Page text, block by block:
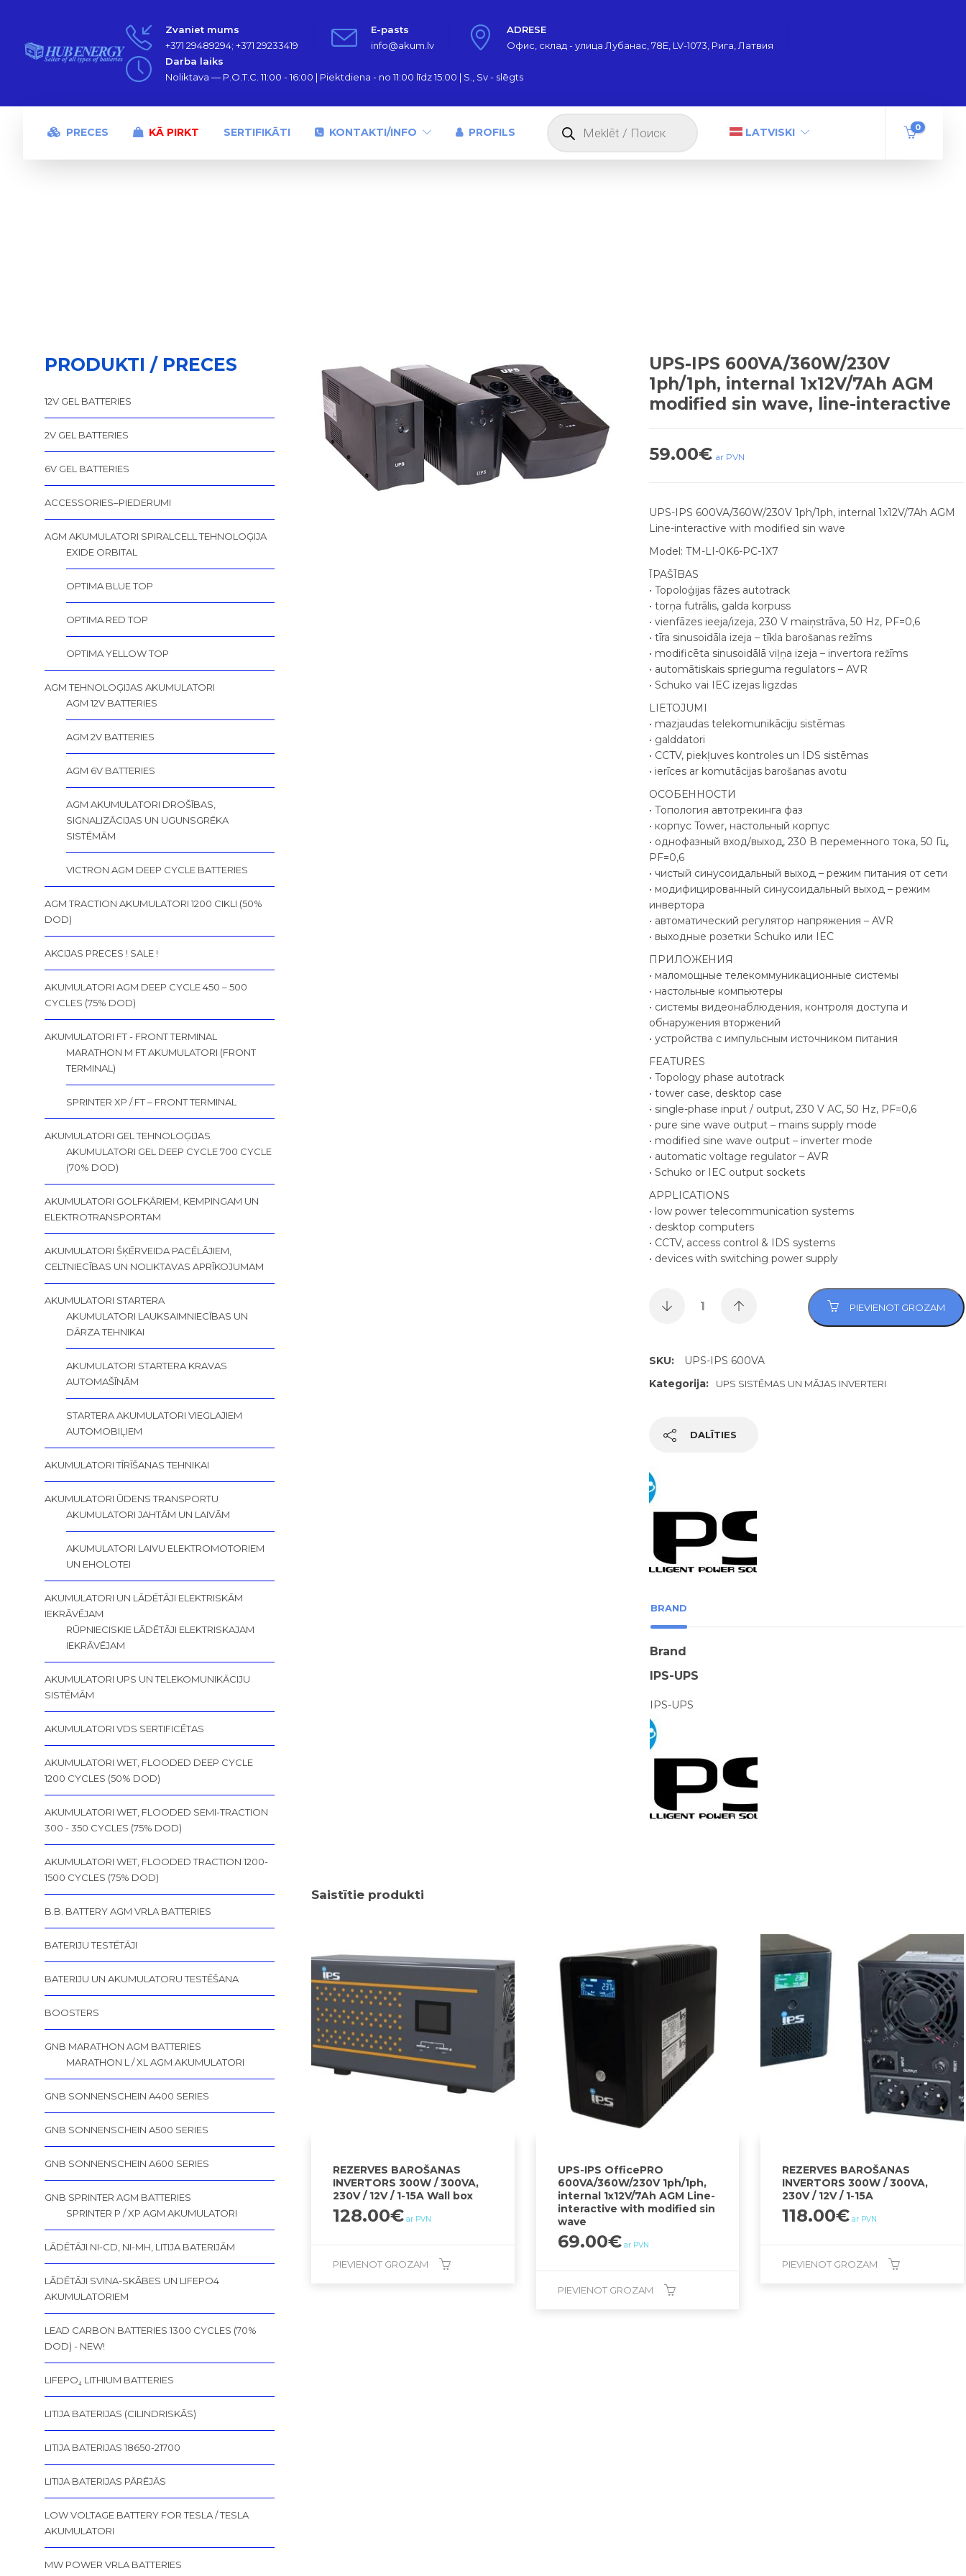
Zvaniet mums
+371 29489294; +371 29233419
E-pasts
info@akum.lv
ADRESE
Офис, склад - улица Лубанас, 78Е, LV-1073, Рига, Латвия
Darba laiks
Noliktava — P.O.T.C. 11:00 - 16:00 | Piektdiena - no 11:00 līdz 15:00 | S., Sv - slēgts
PRECES KĀ PIRKT SERTIFIKĀTI KONTAKTI/INFO PROFILS
Products
search LATVISKI 0
UPS-IPS 600VA/360W/230V
1ph/1ph, internal 1x12V/7Ah AGM
modified sin wave, line-interactive
59.00€ ar PVN
UPS-IPS 600VA/360W/230V 1ph/1ph, internal 1x12V/7Ah AGM
Line-interactive with modified sin wave
Model: TM-LI-0K6-PC-1X7
ĪPAŠĪBAS
• Topoloģijas fāzes autotrack
• torņa futrālis, galda korpuss
• vienfāzes ieeja/izeja, 230 V maiņstrāva, 50 Hz, PF=0,6
• tīra sinusoidāla izeja – tīkla barošanas režīms
• modificēta sinusoidālā viļņa izeja – invertora režīms
• automātiskais sprieguma regulators – AVR
• Schuko vai IEC izejas ligzdas
LIETOJUMI
• mazjaudas telekomunikāciju sistēmas
• galddatori
• CCTV, piekļuves kontroles un IDS sistēmas
• ierīces ar komutācijas barošanas avotu
ОСОБЕННОСТИ
• Топология автотрекинга фаз
• корпус Tower, настольный корпус
• однофазный вход/выход, 230 В переменного тока, 50 Гц,
PF=0,6
• чистый синусоидальный выход – режим питания от сети
• модифицированный синусоидальный выход – режим
инвертора
• автоматический регулятор напряжения – AVR
• выходные розетки Schuko или IEC
ПРИЛОЖЕНИЯ
• маломощные телекоммуникационные системы
• настольные компьютеры
• системы видеонаблюдения, контроля доступа и
обнаружения вторжений
• устройства с импульсным источником питания
FEATURES
• Topology phase autotrack
• tower case, desktop case
• single-phase input / output, 230 V AC, 50 Hz, PF=0,6
• pure sine wave output – mains supply mode
• modified sine wave output – inverter mode
• automatic voltage regulator – AVR
• Schuko or IEC output sockets
APPLICATIONS
• low power telecommunication systems
• desktop computers
• CCTV, access control & IDS systems
• devices with switching power supply
PIEVIENOT GROZAM
SKU:
UPS-IPS 600VA
Kategorija:
UPS SISTĒMAS UN MĀJAS INVERTERI
DALĪTIES
BRAND
Brand
IPS-UPS
IPS-UPS
Saistītie produkti
REZERVES BAROŠANAS
INVERTORS 300W / 300VA,
230V / 12V / 1-15A Wall box
128.00€ ar PVN
PIEVIENOT GROZAM
UPS-IPS OfficePRO
600VA/360W/230V 1ph/1ph,
internal 1x12V/7Ah AGM Line-
interactive with modified sin
wave
69.00€ ar PVN
PIEVIENOT GROZAM
REZERVES BAROŠANAS
INVERTORS 300W / 300VA,
230V / 12V / 1-15A
118.00€ ar PVN
PIEVIENOT GROZAM
PRODUKTI / PRECES
12V GEL BATTERIES
2V GEL BATTERIES
6V GEL BATTERIES
ACCESSORIES–PIEDERUMI
AGM AKUMULATORI SPIRALCELL TEHNOLOĢIJA
EXIDE ORBITAL
OPTIMA BLUE TOP
OPTIMA RED TOP
OPTIMA YELLOW TOP
AGM TEHNOLOĢIJAS AKUMULATORI
AGM 12V BATTERIES
AGM 2V BATTERIES
AGM 6V BATTERIES
AGM AKUMULATORI DROŠĪBAS,
SIGNALIZĀCIJAS UN UGUNSGRĒKA
SISTĒMĀM
VICTRON AGM DEEP CYCLE BATTERIES
AGM TRACTION AKUMULATORI 1200 CIKLI (50%
DOD)
AKCIJAS PRECES ! SALE !
AKUMULATORI AGM DEEP CYCLE 450 – 500
CYCLES (75% DOD)
AKUMULATORI FT - FRONT TERMINAL
MARATHON M FT AKUMULATORI (FRONT
TERMINAL)
SPRINTER XP / FT – FRONT TERMINAL
AKUMULATORI GEL TEHNOLOĢIJAS
AKUMULATORI GEL DEEP CYCLE 700 CYCLE
(70% DOD)
AKUMULATORI GOLFKĀRIEM, KEMPINGAM UN
ELEKTROTRANSPORTAM
AKUMULATORI ŠĶĒRVEIDA PACĒLĀJIEM,
CELTNIECĪBAS UN NOLIKTAVAS APRĪKOJUMAM
AKUMULATORI STARTERA
AKUMULATORI LAUKSAIMNIECĪBAS UN
DĀRZA TEHNIKAI
AKUMULATORI STARTERA KRAVAS
AUTOMAŠĪNĀM
STARTERA AKUMULATORI VIEGLAJIEM
AUTOMOBIĻIEM
AKUMULATORI TĪRĪŠANAS TEHNIKAI
AKUMULATORI ŪDENS TRANSPORTU
AKUMULATORI JAHTĀM UN LAIVĀM
AKUMULATORI LAIVU ELEKTROMOTORIEM
UN EHOLOTEI
AKUMULATORI UN LĀDĒTĀJI ELEKTRISKĀM
IEKRĀVĒJAM
RŪPNIECISKIE LĀDĒTĀJI ELEKTRISKAJAM
IEKRĀVĒJAM
AKUMULATORI UPS UN TELEKOMUNIKĀCIJU
SISTĒMĀM
AKUMULATORI VDS SERTIFICĒTAS
AKUMULATORI WET, FLOODED DEEP CYCLE
1200 CYCLES (50% DOD)
AKUMULATORI WET, FLOODED SEMI-TRACTION
300 - 350 CYCLES (75% DOD)
AKUMULATORI WET, FLOODED TRACTION 1200-
1500 CYCLES (75% DOD)
B.B. BATTERY AGM VRLA BATTERIES
BATERIJU TESTĒTĀJI
BATERIJU UN AKUMULATORU TESTĒŠANA
BOOSTERS
GNB MARATHON AGM BATTERIES
MARATHON L / XL AGM AKUMULATORI
GNB SONNENSCHEIN A400 SERIES
GNB SONNENSCHEIN A500 SERIES
GNB SONNENSCHEIN A600 SERIES
GNB SPRINTER AGM BATTERIES
SPRINTER P / XP AGM AKUMULATORI
LĀDĒTĀJI NI-CD, NI-MH, LITIJA BATERIJĀM
LĀDĒTĀJI SVINA-SKĀBES UN LIFEPO4
AKUMULATORIEM
LEAD CARBON BATTERIES 1300 CYCLES (70%
DOD) - NEW!
LIFEPO₄ LITHIUM BATTERIES
LITIJA BATERIJAS (CILINDRISKĀS)
LITIJA BATERIJAS 18650-21700
LITIJA BATERIJAS PĀRĒJĀS
LOW VOLTAGE BATTERY FOR TESLA / TESLA
AKUMULATORI
MW POWER VRLA BATTERIES